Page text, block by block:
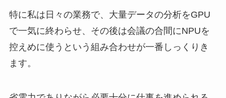
特に私は日々の業務で、大量データの分析をGPU
で一気に終わらせ、その後は会議の合間にNPUを
控えめに使うという組み合わせが一番しっくりき
ます。